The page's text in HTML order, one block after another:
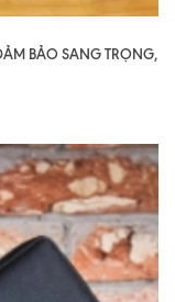
BẢO SANG TRỌNG,